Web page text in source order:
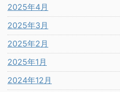
2025年4月
2025年3月
2025年2月
2025年1月
2024年12月